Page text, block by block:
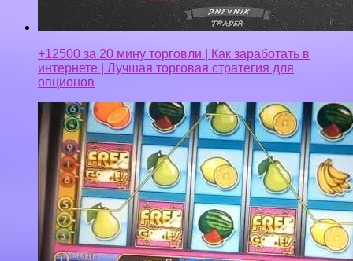
+12500 за 20 мину торговли | Как заработать в
интернете | Лучшая торговая стратегия для
опционов